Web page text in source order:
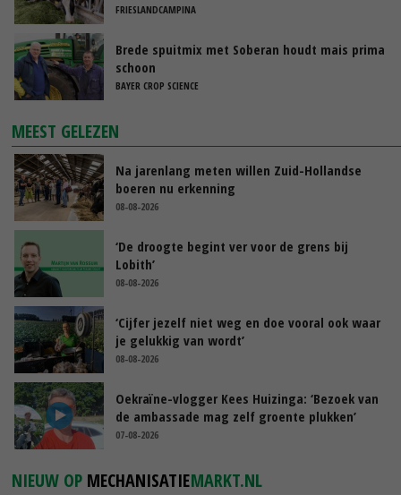
FRIESLANDCAMPINA
Brede spuitmix met Soberan houdt mais prima
schoon
BAYER CROP SCIENCE
MEEST GELEZEN
Na jarenlang meten willen Zuid-Hollandse
boeren nu erkenning
08-08-2026
‘De droogte begint ver voor de grens bij
Lobith’
08-08-2026
‘Cijfer jezelf niet weg en doe vooral ook waar
je gelukkig van wordt’
08-08-2026
Oekraïne-vlogger Kees Huizinga: ‘Bezoek van
de ambassade mag zelf groente plukken’
07-08-2026
NIEUW OP MECHANISATIEMARKT.NL